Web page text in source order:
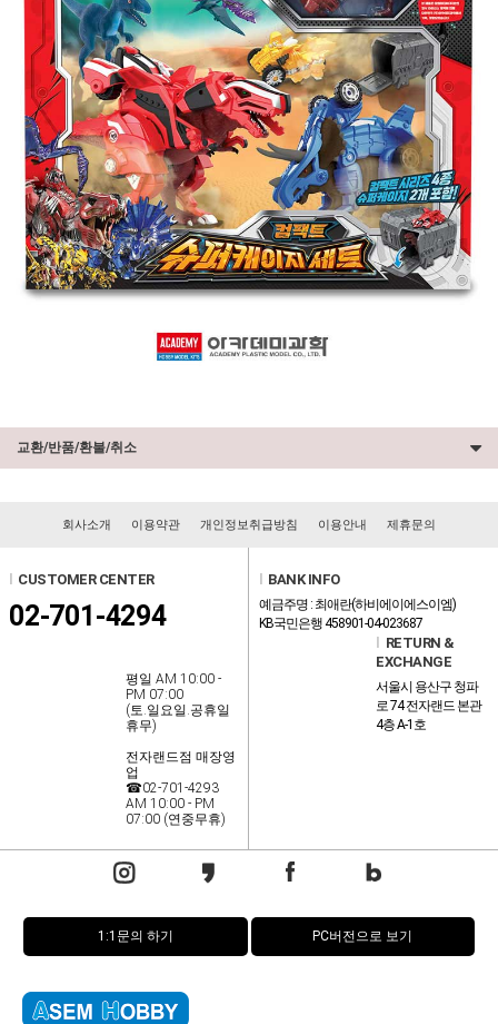
교환/반품/환불/취소
회사소개 이용약관 개인정보취급방침 이용안내 제휴문의
CUSTOMER CENTER
02-701-4294
평일 AM 10:00 -
PM 07:00
(토.일요일.공휴일
휴무)
전자랜드점 매장영
업
☎02-701-4293
AM 10:00 - PM
07:00 (연중무휴)
BANK INFO
예금주명 : 최애란(하비에이에스이엠)
KB국민은행 458901-04-023687
RETURN &
EXCHANGE
서울시 용산구 청파
로 74 전자랜드 본관
4층 A-1호
1:1문의 하기 PC버전으로 보기